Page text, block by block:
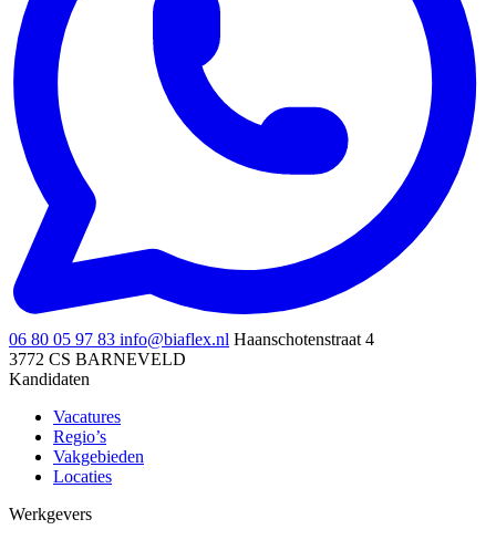
06 80 05 97 83 info@biaflex.nl Haanschotenstraat 4
3772 CS BARNEVELD
Kandidaten
Vacatures
Regio’s
Vakgebieden
Locaties
Werkgevers